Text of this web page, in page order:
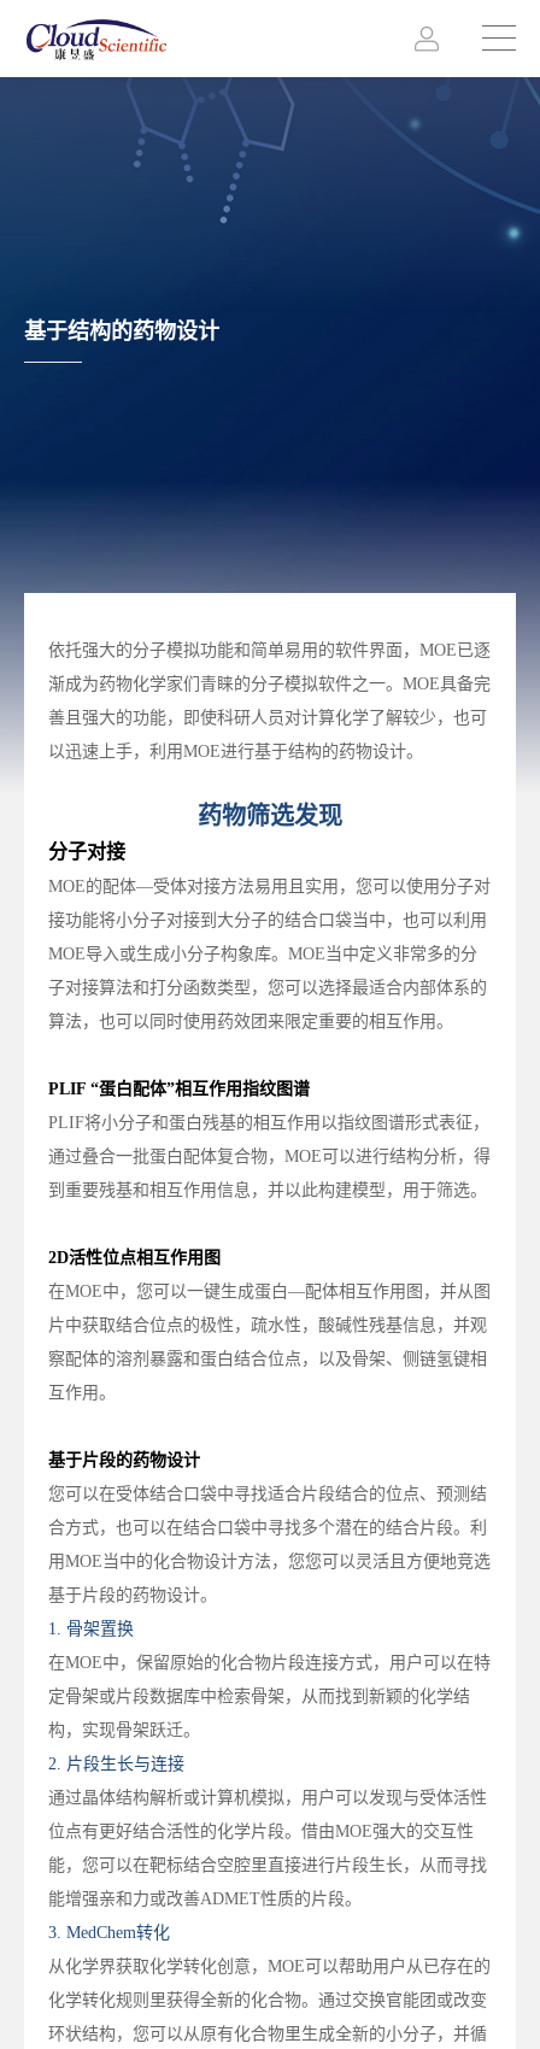
基于结构的药物设计
依托强大的分子模拟功能和简单易用的软件界面， MOE 已逐
渐成为药物化学家们青睐的分子模拟软件之一。 MOE具备完
善且强大的功能，即使科研人员对计算化学了解较少，也可
以迅速上手，利用MOE进行基于结构的药物设计。
药物筛选发现
分子对接
MOE的配体—受体对接方法易用且实用，您可以使用分子对
接功能将小分子对接到大分子的结合口袋当中，也可以利用
MOE导入或生成小分子构象库。 MOE 当中定义非常多的分
子对接算法和打分函数类型，您可以选择最适合内部体系的
算法，也可以同时使用药效团来限定重要的相互作用。
PLIF “蛋白配体”相互作用指纹图谱
PLIF将小分子和蛋白残基的相互作用以指纹图谱形式表征，
通过叠合一批蛋白配体复合物， MOE 可以进行结构分析，得
到重要残基和相互作用信息，并以此构建模型，用于筛选。
2D活性位点相互作用图
在MOE中，您可以一键生成蛋白—配体相互作用图，并从图
片中获取结合位点的极性，疏水性，酸碱性残基信息，并观
察配体的溶剂暴露和蛋白结合位点，以及骨架、侧链氢键相
互作用。
基于片段的药物设计
您可以在受体结合口袋中寻找适合片段结合的位点、预测结
合方式，也可以在结合口袋中寻找多个潜在的结合片段。利
用MOE 当中的化合物设计方法，您您可以灵活且方便地竞选
基于片段的药物设计。
1. 骨架置换
在MOE中，保留原始的化合物片段连接方式，用户可以在特
定骨架或片段数据库中检索骨架，从而找到新颖的化学结
构，实现骨架跃迁。
2. 片段生长与连接
通过晶体结构解析或计算机模拟，用户可以发现与受体活性
位点有更好结合活性的化学片段。借由MOE强大的交互性
能，您可以在靶标结合空腔里直接进行片段生长，从而寻找
能增强亲和力或改善ADMET性质的片段。
3. MedChem转化
从化学界获取化学转化创意，MOE可以帮助用户从已存在的
化学转化规则里获得全新的化合物。通过交换官能团或改变
环状结构，您可以从原有化合物里生成全新的小分子，并循